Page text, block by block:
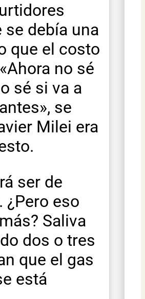
debía una
que el costo
no sé
sé si va a
se
Milei era
ser de
¿Pero eso
Saliva
dos o tres
que el gas
está